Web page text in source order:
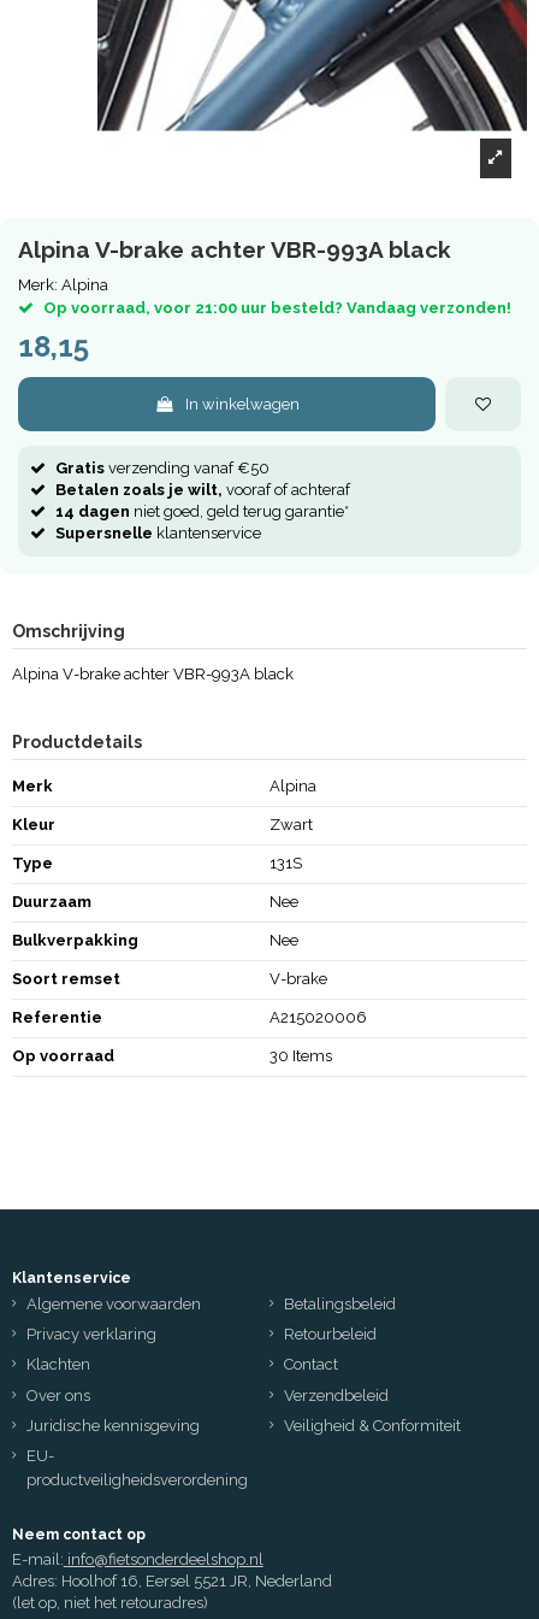
Alpina V-brake achter VBR-993A black
Merk: Alpina
Op voorraad, voor 21:00 uur besteld? Vandaag verzonden!
18,15
In winkelwagen
Gratis verzending vanaf €50
Betalen zoals je wilt, vooraf of achteraf
14 dagen niet goed, geld terug garantie*
Supersnelle klantenservice
Omschrijving
Alpina V-brake achter VBR-993A black
Productdetails
Merk Alpina
Kleur Zwart
Type 131S
Duurzaam Nee
Bulkverpakking Nee
Soort remset V-brake
Referentie A215020006
Op voorraad 30 Items
Klantenservice
Algemene voorwaarden
Betalingsbeleid
Privacy verklaring
Retourbeleid
Klachten
Contact
Over ons
Verzendbeleid
Juridische kennisgeving
Veiligheid & Conformiteit
EU-
productveiligheidsverordening
Neem contact op
E-mail: info@fietsonderdeelshop.nl
Adres: Hoolhof 16, Eersel 5521 JR, Nederland
(let op, niet het retouradres)